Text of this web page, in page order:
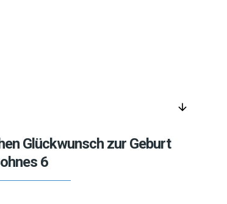
arrow_downward
Glückwunsch zur Geburt
6